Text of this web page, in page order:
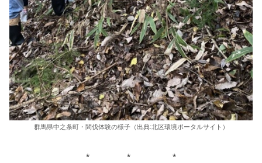
群馬県中之条町・間伐体験の様子（出典:北区環境ポータルサイト）
* * *